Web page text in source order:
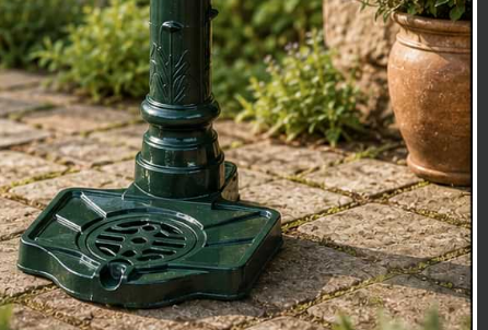
jí voda rozhodně nevadí! Časem dokonce získá
patinu.
x 21 x 13 cm
kg